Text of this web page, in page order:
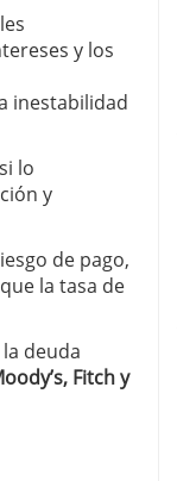
y los
inestabilidad
lo
y
de pago,
la tasa de
deuda
Fitch y